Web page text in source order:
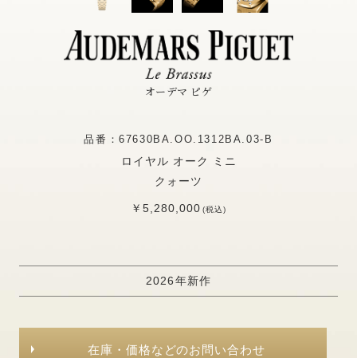
オーデマ ピゲ
品番：67630BA.OO.1312BA.03-B
ロイヤル オーク ミニ
クォーツ
￥5,280,000(税込)
2026年新作
在庫・価格などのお問い合わせ